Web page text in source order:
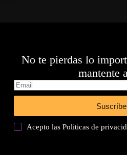
No te pierdas lo
mantente
Acepto lasPoliticas de